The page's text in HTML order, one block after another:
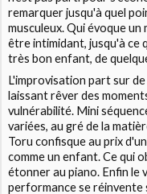
remarquer jusqu'à quel
musculeux. Qui évoque
être intimidant, jusqu'à ce
très bon enfant, de
L'improvisation part sur
laissant rêver des
vulnérabilité. Mini
variées, au gré de la
Toru confisque au prix
comme un enfant. Ce qui
étonner au piano. Enfin le
performance se réinvente